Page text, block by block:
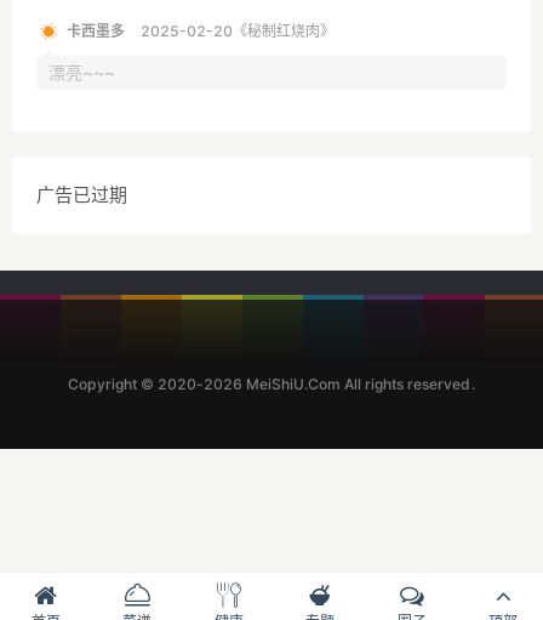
卡西墨多 2025-02-20《秘制红烧肉》
漂亮~~~
广告已过期
Copyright © 2020-2026 MeiShiU.Com All rights reserved.